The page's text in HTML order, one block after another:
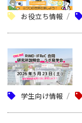
お役立ち情報
学生向け情報